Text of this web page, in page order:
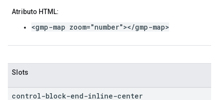
Atributo HTML:
<gmp-map zoom="number"></gmp-map>
Slots
control-block-end-inline-center